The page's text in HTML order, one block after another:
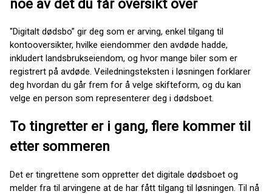
noe av det du får oversikt over
"Digitalt dødsbo” gir deg som er arving, enkel tilgang til
kontooversikter, hvilke eiendommer den avdøde hadde,
inkludert landsbrukseiendom, og hvor mange biler som er
registrert på avdøde. Veiledningsteksten i løsningen forklarer
deg hvordan du går frem for å velge skifteform, og du kan
velge en person som representerer deg i dødsboet.
To tingretter er i gang, flere kommer til
etter sommeren
Det er tingrettene som oppretter det digitale dødsboet og
melder fra til arvingene at de har fått tilgang til løsningen. Til nå